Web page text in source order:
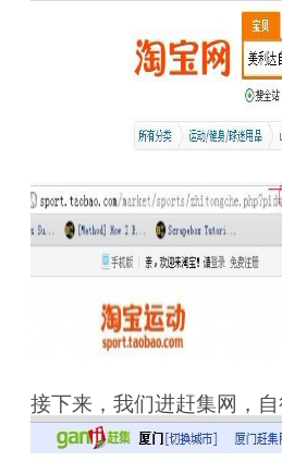
接下来，我们进赶集网，